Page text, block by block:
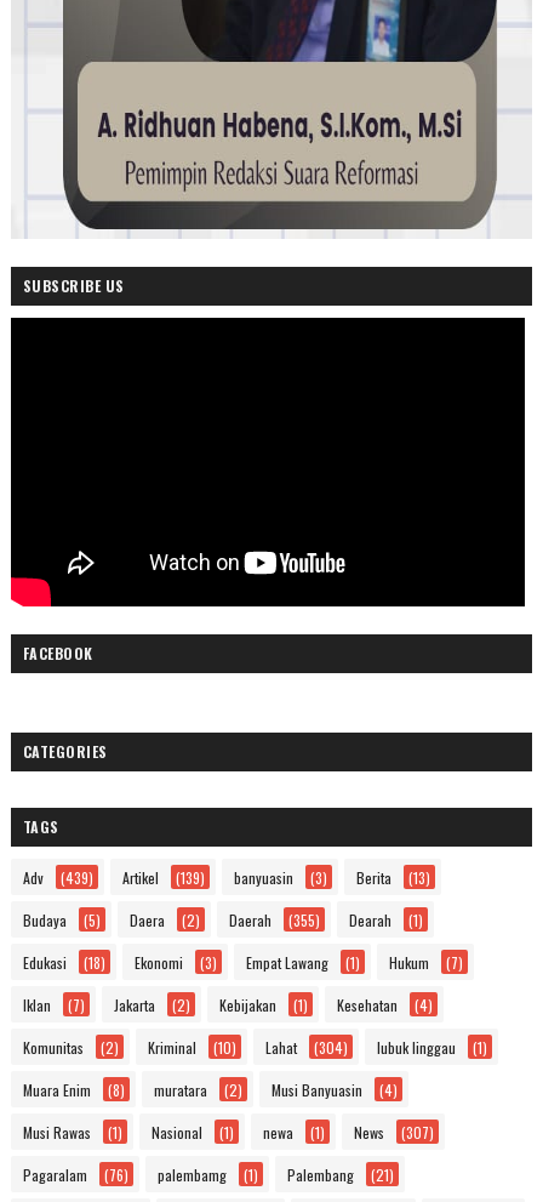
SUBSCRIBE US
FACEBOOK
CATEGORIES
TAGS
Adv (439) Artikel (139) banyuasin (3) Berita (13)
Budaya (5) Daera (2) Daerah (355) Dearah (1)
Edukasi (18) Ekonomi (3) Empat Lawang (1) Hukum (7)
Iklan (7) Jakarta (2) Kebijakan (1) Kesehatan (4)
Komunitas (2) Kriminal (10) Lahat (304) lubuk linggau (1)
Muara Enim (8) muratara (2) Musi Banyuasin (4)
Musi Rawas (1) Nasional (1) newa (1) News (307)
Pagaralam (76) palembamg (1) Palembang (21)